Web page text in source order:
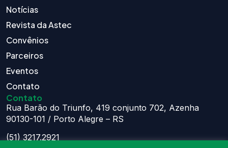
Notícias
Revista da Astec
Convênios
Parceiros
Eventos
Contato
Contato
Rua Barão do Triunfo, 419 conjunto 702, Azenha
90130-101 / Porto Alegre – RS
(51) 3217.2921